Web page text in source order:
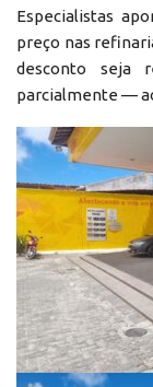
Especialistas
preço nas
desconto seja
parcialmente —